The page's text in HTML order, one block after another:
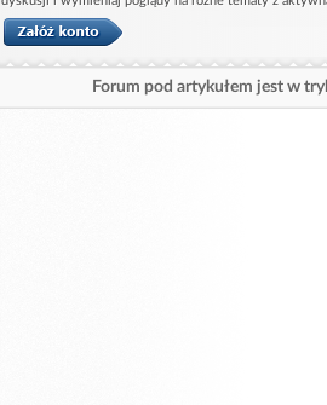
Forum pod artykułem jest w